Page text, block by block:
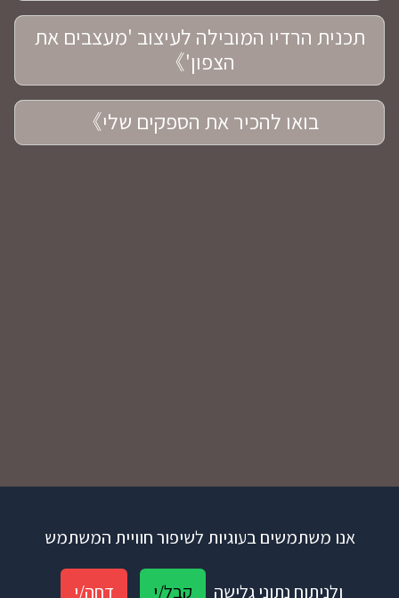
אנו משתמשים בעוגיות לשיפור חוויית המשתמש
ולניתוח נתוני גלישה קבל/י דחה/י
תכנית הרדיו המובילה לעיצוב 'מעצבים את
הצפון'》
בואו להכיר את הספקים שלי》